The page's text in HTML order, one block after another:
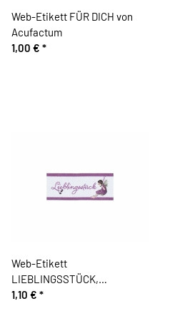
Web-Etikett FÜR DICH von
Acufactum
1,00 € *
Web-Etikett
LIEBLINGSSTÜCK,
Holunderelfe, Acufactum
1,10 € *